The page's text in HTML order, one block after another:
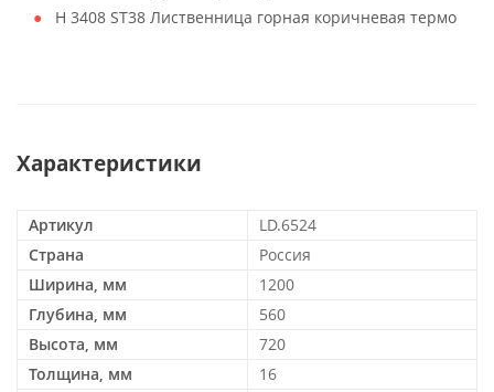
H 3408 ST38 Лиственница горная коричневая термо
Характеристики
Артикул
LD.6524
Страна
Россия
Ширина, мм
1200
Глубина, мм
560
Высота, мм
720
Толщина, мм
16